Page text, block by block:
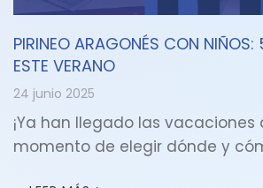
PIRINEO ARAGONÉS CON NIÑOS:
ESTE VERANO
24 junio 2025
¡Ya han llegado las vacaciones
momento de elegir dónde y